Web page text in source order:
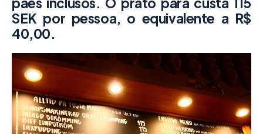
SEK por pessoa, o equivalente a R$
40,00.